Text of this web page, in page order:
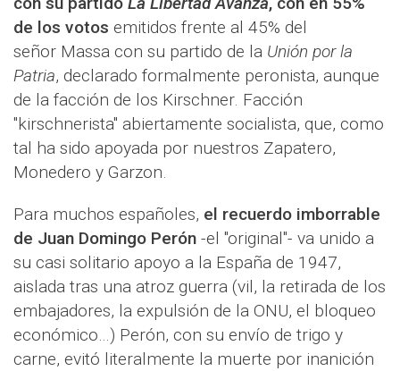
de los votos emitidos frente al 45% del
señor Massa con su partido de la Unión por la
Patria, declarado formalmente peronista, aunque
de la facción de los Kirschner. Facción
"kirschnerista" abiertamente socialista, que, como
tal ha sido apoyada por nuestros Zapatero,
Monedero y Garzon.
Para muchos españoles, el recuerdo imborrable
de Juan Domingo Perón -el "original"- va unido a
su casi solitario apoyo a la España de 1947,
aislada tras una atroz guerra (vil, la retirada de los
embajadores, la expulsión de la ONU, el bloqueo
económico…) Perón, con su envío de trigo y
carne, evitó literalmente la muerte por inanición